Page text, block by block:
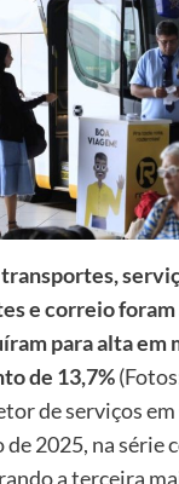
e correio foram
para alta em
de 13,7%
de serviços
de 2025, na série
a terceira